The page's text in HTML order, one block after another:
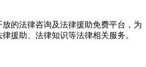
的法律咨询及法律援助免费平台，为
援助、法律知识等法律相关服务。